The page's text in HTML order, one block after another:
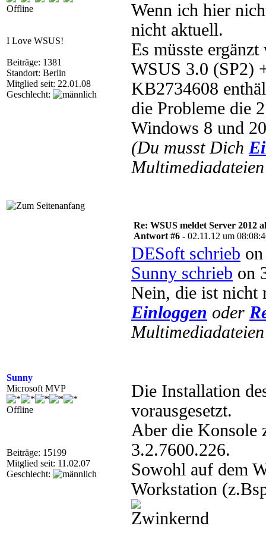
Offline
I Love WSUS!
Beiträge: 1381
Standort: Berlin
Mitglied seit: 22.01.08
Geschlecht:
Wenn ich hier
nicht aktuell.
Es müsste ergänzt
WSUS 3.0 (SP2)
KB2734608
die Probleme die
Windows 8 und
(Du musst Dich
Sunny
Microsoft MVP
Offline
Beiträge: 15199
Mitglied seit: 11.02.07
Geschlecht:
Re: WSUS meldet Server 2012
Antwort #6 - 02.11.12 um
DESoft schrieb
Sunny schrieb on
Nein, die ist nicht
Einloggen oder
Die Installation
vorausgesetzt.
Aber die Konsole
3.2.7600.226.
Sowohl auf dem
Workstation